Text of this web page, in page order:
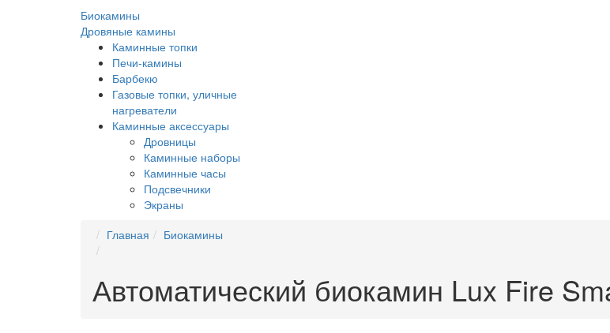
Биокамины
Дровяные камины
Каминные топки
Печи-камины
Барбекю
Газовые топки, уличные
нагреватели
Каминные аксессуары
Дровницы
Каминные наборы
Каминные часы
Подсвечники
Экраны
Главная Биокамины
Автоматический биокамин Lux Fire